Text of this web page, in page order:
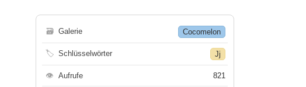
🗃 Galerie Cocomelon
🏷 Schlüsselwörter Jj
👁 Aufrufe 821